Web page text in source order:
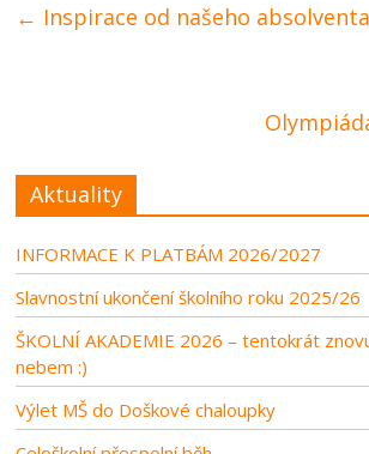
← Inspirace od našeho absolventa
Aktuality
INFORMACE K PLATBÁM 2026/2027
Slavnostní ukončení školního roku 2025/26
ŠKOLNÍ AKADEMIE 2026 – tentokrát
nebem :)
Výlet MŠ do Doškové chaloupky